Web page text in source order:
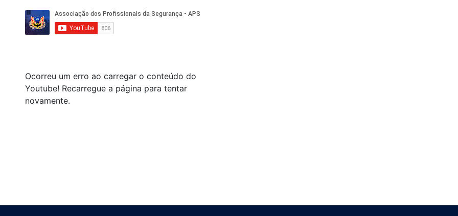
Ocorreu um erro ao carregar o conteúdo do
Youtube! Recarregue a página para tentar
novamente.